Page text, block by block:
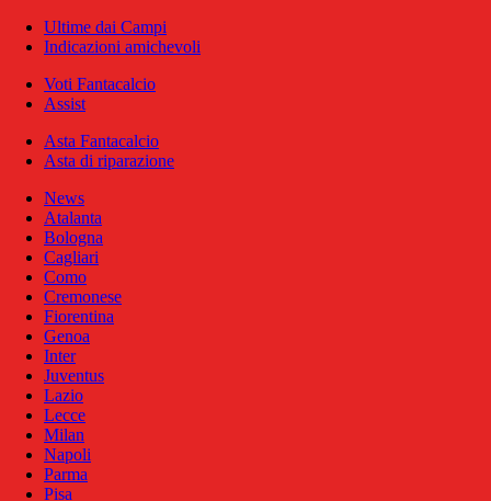
Ultime dai Campi
Indicazioni amichevoli
Voti Fantacalcio
Assist
Asta Fantacalcio
Asta di riparazione
News
Atalanta
Bologna
Cagliari
Como
Cremonese
Fiorentina
Genoa
Inter
Juventus
Lazio
Lecce
Milan
Napoli
Parma
Pisa